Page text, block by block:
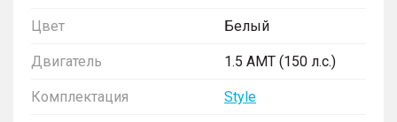
Цвет Белый
Двигатель 1.5 AMT (150 л.с.)
Комплектация Style